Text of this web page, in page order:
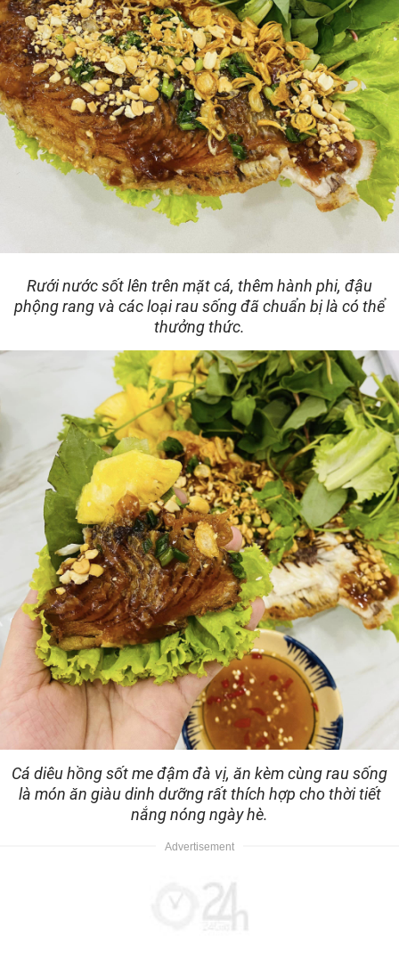
Rưới nước sốt lên trên mặt cá, thêm hành phi, đậu
phộng rang và các loại rau sống đã chuẩn bị là có thể
thưởng thức.
Cá diêu hồng sốt me đậm đà vị, ăn kèm cùng rau sống
là món ăn giàu dinh dưỡng rất thích hợp cho thời tiết
nắng nóng ngày hè.